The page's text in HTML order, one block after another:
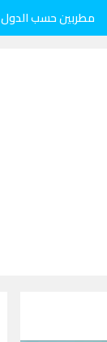
مطربين حسب الدول